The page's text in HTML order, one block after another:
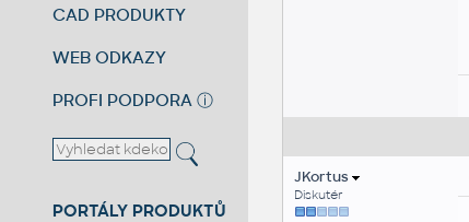
CAD PRODUKTY
WEB ODKAZY
PROFI PODPORA ⓘ
PORTÁLY PRODUKTŮ
JKortus
Diskutér